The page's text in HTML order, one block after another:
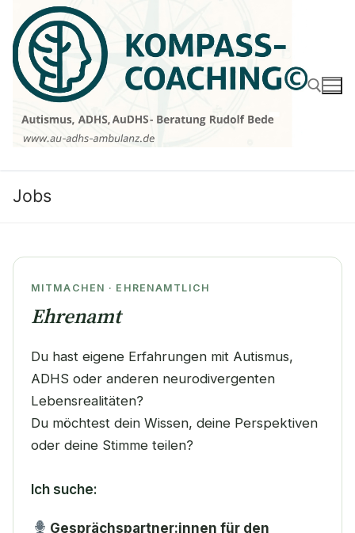
Inhalt
springen
Jobs
MITMACHEN · EHRENAMTLICH
Ehrenamt
Du hast eigene Erfahrungen mit Autismus,
ADHS oder anderen neurodivergenten
Lebensrealitäten?
Du möchtest dein Wissen, deine Perspektiven
oder deine Stimme teilen?
Ich suche:
Gesprächspartner:innen für den